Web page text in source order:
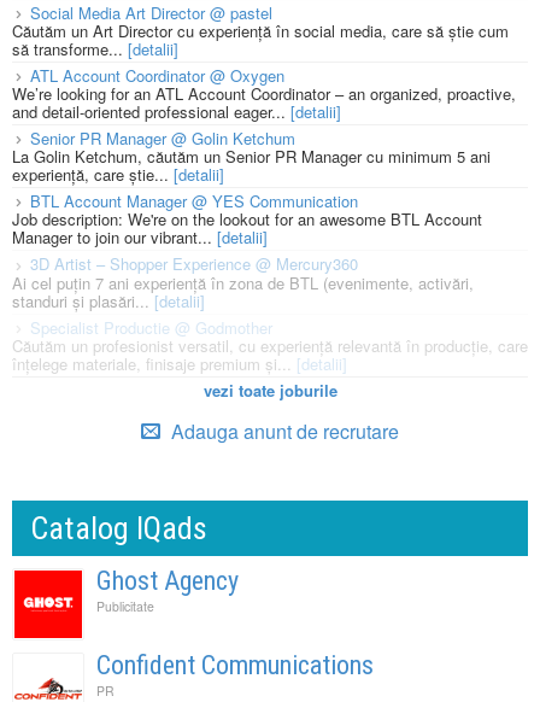
Social Media Art Director @ pastel
Căutăm un Art Director cu experiență în social media, care să știe cum
să transforme... [detalii]
ATL Account Coordinator @ Oxygen
We’re looking for an ATL Account Coordinator – an organized, proactive,
and detail-oriented professional eager... [detalii]
Senior PR Manager @ Golin Ketchum
La Golin Ketchum, căutăm un Senior PR Manager cu minimum 5 ani
experiență, care știe... [detalii]
BTL Account Manager @ YES Communication
Job description: We're on the lookout for an awesome BTL Account
Manager to join our vibrant... [detalii]
3D Artist – Shopper Experience @ Mercury360
Ai cel puțin 7 ani experiență în zona de BTL (evenimente, activări,
standuri și plasări...[detalii]
Specialist Productie @ Godmother
Căutăm un profesionist versatil, cu experiență relevantă în producție, care
înțelege materiale, finisaje premium și... [detalii]
vezi toate joburile
Adauga anunt de recrutare
Catalog IQads
Ghost Agency
Publicitate
Confident Communications
PR